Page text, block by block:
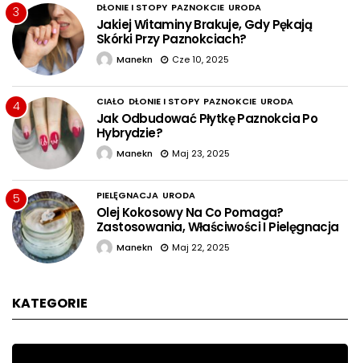
3 DŁONIE I STOPY PAZNOKCIE URODA
Jakiej Witaminy Brakuje, Gdy Pękają
Skórki Przy Paznokciach?
Manekn Cze 10, 2025
4 CIAŁO DŁONIE I STOPY PAZNOKCIE URODA
Jak Odbudować Płytkę Paznokcia Po
Hybrydzie?
Manekn Maj 23, 2025
5 PIELĘGNACJA URODA
Olej Kokosowy Na Co Pomaga?
Zastosowania, Właściwości I Pielęgnacja
Manekn Maj 22, 2025
KATEGORIE